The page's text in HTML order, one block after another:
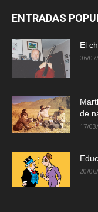
ENTRADAS
El
06/
de
17/
20/